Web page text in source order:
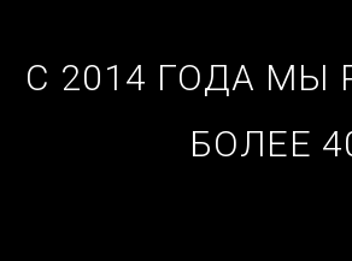
С 2014 ГОДА МЫ
БОЛЕЕ